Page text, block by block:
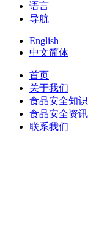
语言
导航
English
中文简体
首页
关于我们
食品安全知识
食品安全资讯
联系我们